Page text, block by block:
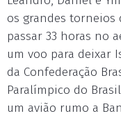
os grandes torneios
passar 33 horas no
um voo para deixar
da Confederação
Paralímpico do
um avião rumo a